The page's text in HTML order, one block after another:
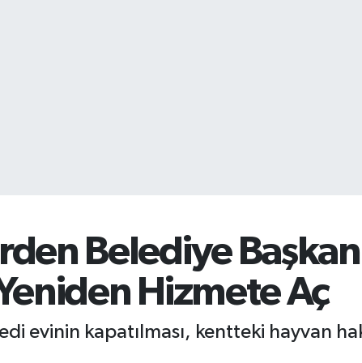
Belediye
Hizmete Aç
evinin kapatılması, kentteki hayvan